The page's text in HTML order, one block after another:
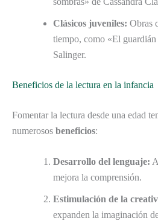
Clásicos juveniles: Obras
tiempo, como «El
Salinger.
Beneficios de la lectura en la infancia
Fomentar la lectura desde una edad
numerosos beneficios:
Desarrollo del lenguaje:
mejora la comprensión.
Estimulación de la
expanden la imaginación